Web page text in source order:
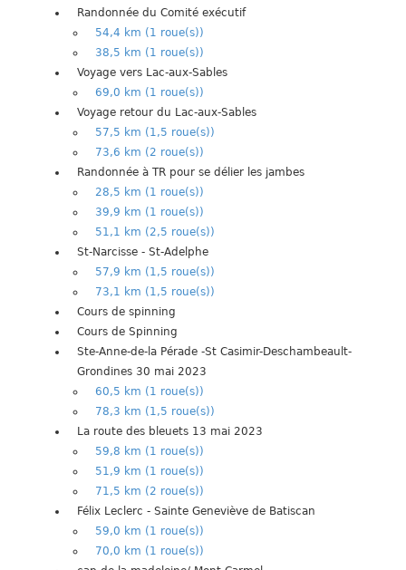
Randonnée du Comité exécutif
54,4 km (1 roue(s))
38,5 km (1 roue(s))
Voyage vers Lac-aux-Sables
69,0 km (1 roue(s))
Voyage retour du Lac-aux-Sables
57,5 km (1,5 roue(s))
73,6 km (2 roue(s))
Randonnée à TR pour se délier les jambes
28,5 km (1 roue(s))
39,9 km (1 roue(s))
51,1 km (2,5 roue(s))
St-Narcisse - St-Adelphe
57,9 km (1,5 roue(s))
73,1 km (1,5 roue(s))
Cours de spinning
Cours de Spinning
Ste-Anne-de-la Pérade -St Casimir-Deschambeault-
Grondines 30 mai 2023
60,5 km (1 roue(s))
78,3 km (1,5 roue(s))
La route des bleuets 13 mai 2023
59,8 km (1 roue(s))
51,9 km (1 roue(s))
71,5 km (2 roue(s))
Félix Leclerc - Sainte Geneviève de Batiscan
59,0 km (1 roue(s))
70,0 km (1 roue(s))